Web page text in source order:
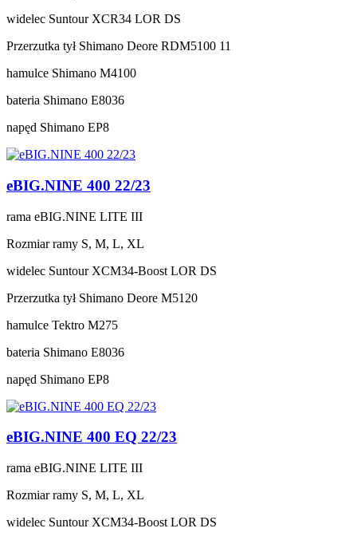
widelec Suntour XCR34 LOR DS
Przerzutka tył Shimano Deore RDM5100 11
hamulce Shimano M4100
bateria Shimano E8036
napęd Shimano EP8
eBIG.NINE 400 22/23
rama eBIG.NINE LITE III
Rozmiar ramy S, M, L, XL
widelec Suntour XCM34-Boost LOR DS
Przerzutka tył Shimano Deore M5120
hamulce Tektro M275
bateria Shimano E8036
napęd Shimano EP8
eBIG.NINE 400 EQ 22/23
rama eBIG.NINE LITE III
Rozmiar ramy S, M, L, XL
widelec Suntour XCM34-Boost LOR DS